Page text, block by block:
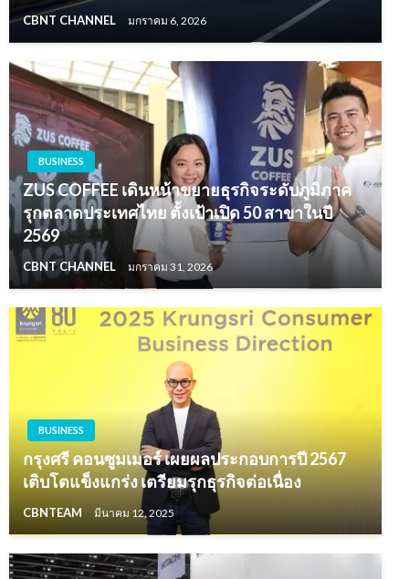
CBNT CHANNEL มกราคม 6, 2026
BUSINESS
ZUS COFFEE เดินหน้าขยายธุรกิจระดับภูมิภาค
รุกตลาดประเทศไทย ตั้งเป้าเปิด 50 สาขาในปี
2569
CBNT CHANNEL มกราคม 31, 2026
BUSINESS
กรุงศรี คอนซูมเมอร์ เผยผลประกอบการปี 2567
เติบโตแข็งแกร่ง เตรียมรุกธุรกิจต่อเนื่อง
CBNTEAM มีนาคม 12, 2025